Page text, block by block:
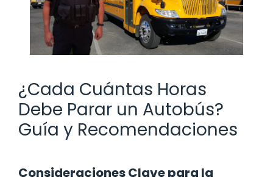
¿Cada Cuántas Horas
Debe Parar un Autobús?
Guía y Recomendaciones
Consideraciones Clave para la